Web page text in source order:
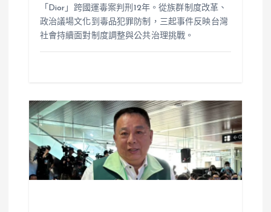
「Dior」跨國運毒案判刑12年。從族群制度改革、
政治議場文化到毒品犯罪防制，三起事件反映台灣
社會持續面對制度調整與公共治理挑戰。